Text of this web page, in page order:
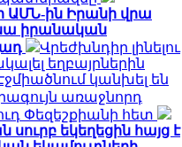
ԱՄՆ-ին Իրանի վրա
իրանական
Վրեժխնդիր լինելու
եղբայրներին
կանխել են
առաջնորդ
Փեզեշքիանի հետ
եկեղեցին հայց է